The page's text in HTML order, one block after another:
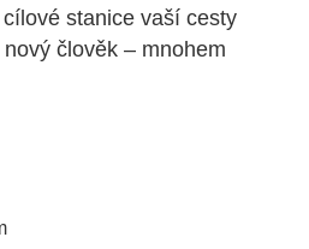
stanice vaší cesty
člověk – mnohem